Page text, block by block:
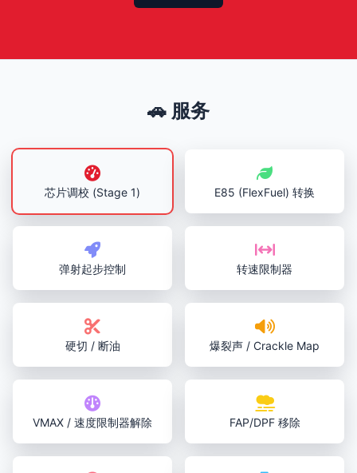
🚗 服务
芯片调校 (Stage 1) E85 (FlexFuel) 转换
弹射起步控制 转速限制器
硬切 / 断油 爆裂声 / Crackle Map
VMAX / 速度限制器解除 FAP/DPF 移除